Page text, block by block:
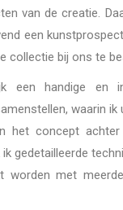
van de creatie.
een
collectie bij ons te
een handige en
waarin ik
het concept
gedetailleerde
worden met